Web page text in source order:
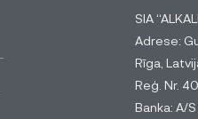
SIA
Adrese:
Rīga,
Reģ. Nr.
Banka: A/